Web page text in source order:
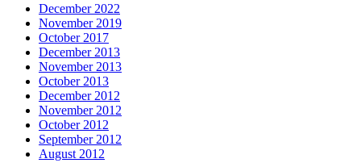
December 2022
November 2019
October 2017
December 2013
November 2013
October 2013
December 2012
November 2012
October 2012
September 2012
August 2012